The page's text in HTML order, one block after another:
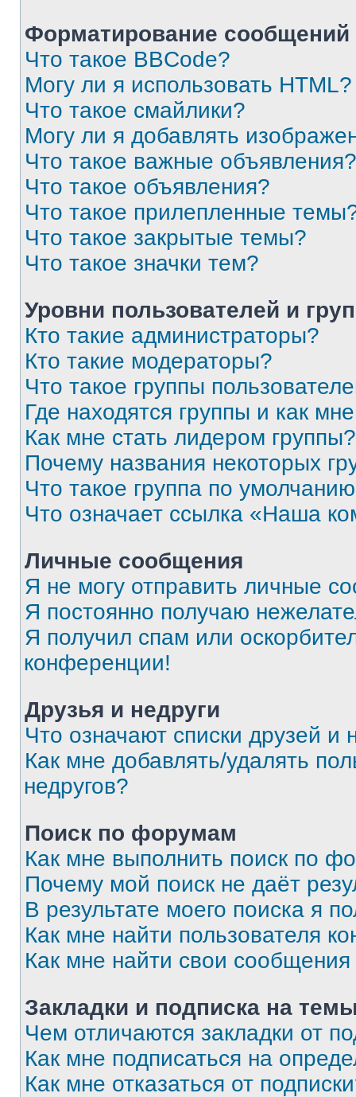
Форматирование
Что такое BBCode?
Могу ли я использовать HTML?
Что такое смайлики?
Могу ли я добавлять
Что такое важные объявления?
Что такое объявления?
Что такое прилепленные
Что такое закрытые темы?
Что такое значки тем?
Уровни пользователей и
Кто такие администраторы?
Кто такие модераторы?
Что такое группы
Где находятся группы и как
Как мне стать лидером группы?
Почему названия некоторых
Что такое группа по
Что означает ссылка «Наша
Личные сообщения
Я не могу отправить личные
Я постоянно получаю
Я получил спам или
конференции!
Друзья и недруги
Что означают списки друзей и
Как мне добавлять/удалять
недругов?
Поиск по форумам
Как мне выполнить поиск по
Почему мой поиск не даёт
В результате моего поиска я
Как мне найти пользователя
Как мне найти свои
Закладки и подписка на
Чем отличаются закладки от
Как мне подписаться на
Как мне отказаться от